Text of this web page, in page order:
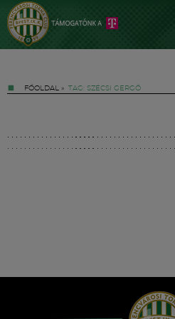
FŐOLDAL » TAG: SZÉCSI GERGŐ
Hírek